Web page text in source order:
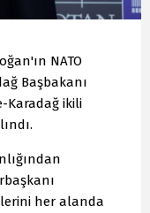
NATO
Başbakanı
Karadağ ikili
her alanda